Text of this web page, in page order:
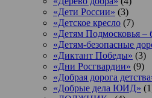
«Дети России» (3)
«Детское кресло (7)
«Детям Подмосковья –
«Детям-безопасные
«Диктант Победы» (3)
«Дни Росгвардии» (9)
«Добрая дорога
«Добрые дела ЮИД»